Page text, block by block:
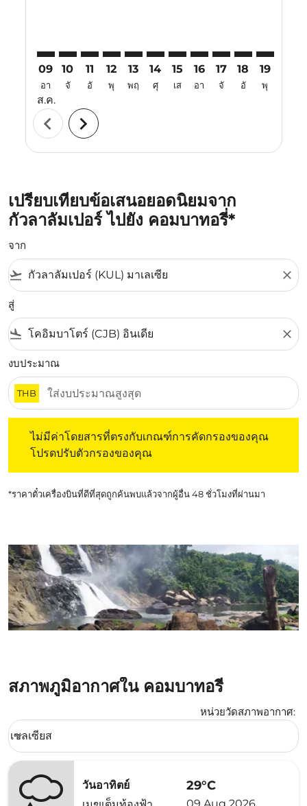
09
อา
ส.ค.
10
จั
11
อั
12
พุ
13
พฤ
14
ศุ
15
เส
16
อา
17
จั
18
อั
19
พุ
chevron_left chevron_right
เปรียบเทียบข้อเสนอยอดนิยมจาก
กัวลาลัมเปอร์ ไปยัง คอมบาทอรี่*
จาก
flight_takeoff close
สู่
flight_land close
งบประมาณ
THB
ไม่มีค่าโดยสารที่ตรงกับเกณฑ์การคัดกรองของคุณ
โปรดปรับตัวกรองของคุณ
*ราคาตั๋วเครื่องบินที่ดีที่สุดถูกค้นพบแล้วจากผู้อื่น 48 ชั่วโมงที่ผ่านมา
สภาพภูมิอากาศใน คอมบาทอรี่
หน่วยวัดสภาพอากาศ:
Weather unit option เซลเซียส Selected
เซลเซียส
keyboard_arrow_down
วันอาทิตย์
29°C
09 Aug 2026